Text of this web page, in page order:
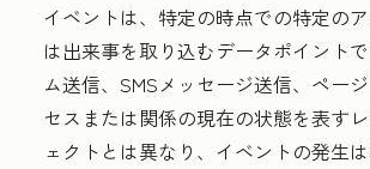
イベントは、特定の時点での特定の
は出来事を取り込むデータポイント
ム送信、SMSメッセージ送信、ペー
セスまたは関係の現在の状態を表す
ェクトとは異なり、イベントの発生